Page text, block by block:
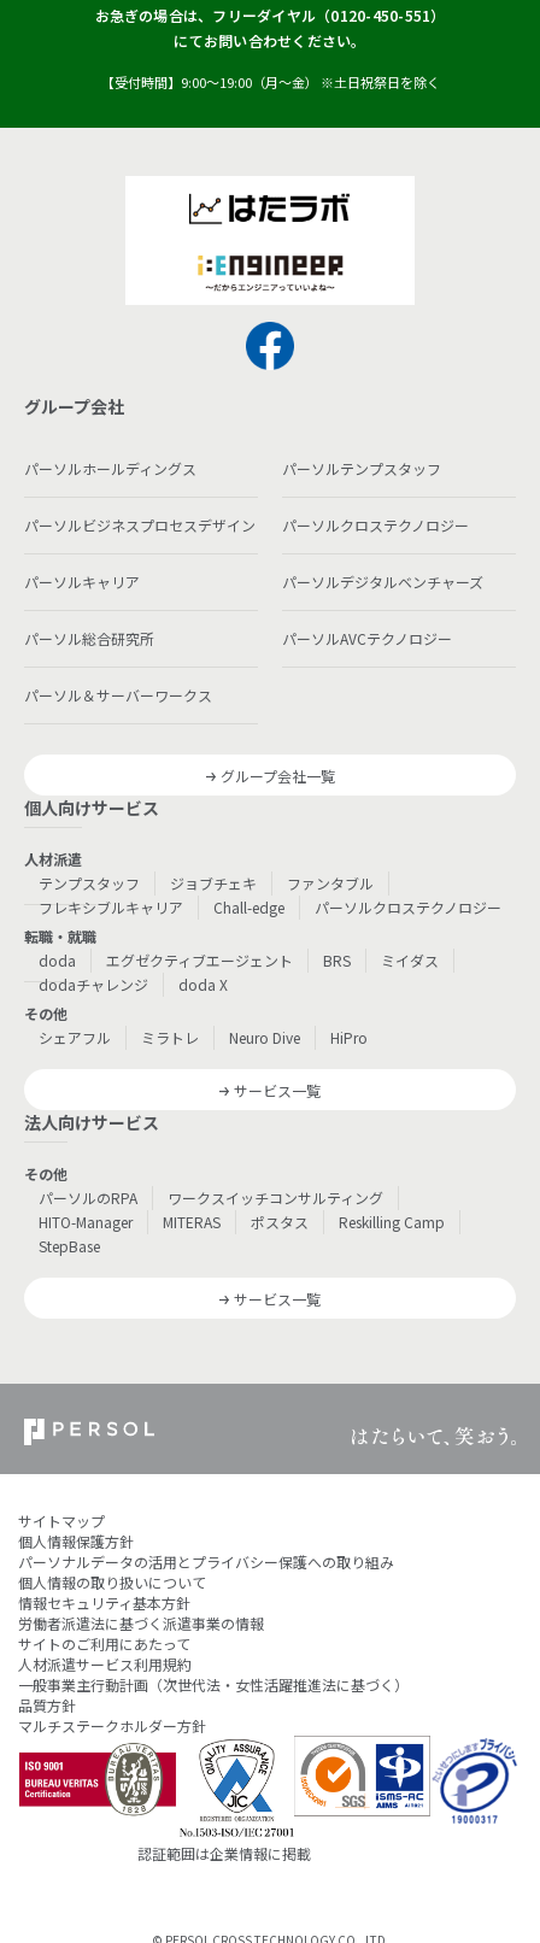
お急ぎの場合は、フリーダイヤル（0120-450-551）
にてお問い合わせください。
【受付時間】9:00〜19:00（月〜金） ※土日祝祭日を除く
グループ会社
パーソルホールディングス パーソルテンプスタッフ
パーソルビジネスプロセスデザイン パーソルクロステクノロジー
パーソルキャリア パーソルデジタルベンチャーズ
パーソル総合研究所 パーソルAVCテクノロジー
パーソル＆サーバーワークス
グループ会社一覧
個人向けサービス
人材派遣
テンプスタッフ
ジョブチェキ
ファンタブル
フレキシブルキャリア
Chall-edge
パーソルクロステクノロジー
転職・就職
doda
エグゼクティブエージェント BRS
ミイダス
dodaチャレンジ
doda X
その他
シェアフル
ミラトレ Neuro Dive HiPro
サービス一覧
法人向けサービス
その他
パーソルのRPA
ワークスイッチコンサルティング
HITO-Manager
MITERAS ポスタス
Reskilling Camp
StepBase
サービス一覧
サイトマップ
個人情報保護方針
パーソナルデータの活用とプライバシー保護への取り組み
個人情報の取り扱いについて
情報セキュリティ基本方針
労働者派遣法に基づく派遣事業の情報
サイトのご利用にあたって
人材派遣サービス利用規約
一般事業主行動計画（次世代法・女性活躍推進法に基づく）
品質方針
マルチステークホルダー方針
認証範囲は企業情報に掲載